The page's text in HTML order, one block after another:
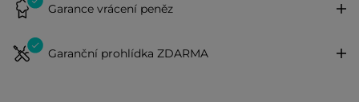
Garance vrácení peněz
Garanční prohlídka ZDARMA